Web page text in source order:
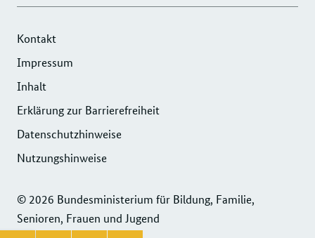
INSTAGRAM
UND
VIDEOS
UNTERNEHMENSNETZWERK
SERVICE SERVICE
© 2026 Bundesministerium für Bildung, Familie,
Senioren, Frauen und Jugend
Kontakt
Impressum
Inhalt
Erklärung zur Barrierefreiheit
Datenschutzhinweise
Nutzungshinweise